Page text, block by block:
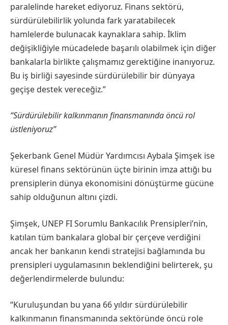
paralelinde hareket ediyoruz. Finans sektörü,
sürdürülebilirlik yolunda fark yaratabilecek
hamlelerde bulunacak kaynaklara sahip. İklim
değişikliğiyle mücadelede başarılı olabilmek için diğer
bankalarla birlikte çalışmamız gerektiğine inanıyoruz.
Bu iş birliği sayesinde sürdürülebilir bir dünyaya
geçişe destek vereceğiz.”
“Sürdürülebilir kalkınmanın finansmanında öncü rol
üstleniyoruz”
Şekerbank Genel Müdür Yardımcısı Aybala Şimşek ise
küresel finans sektörünün üçte birinin imza attığı bu
prensiplerin dünya ekonomisini dönüştürme gücüne
sahip olduğunun altını çizdi.
Şimşek, UNEP FI Sorumlu Bankacılık Prensipleri’nin,
katılan tüm bankalara global bir çerçeve verdiğini
ancak her bankanın kendi stratejisi bağlamında bu
prensipleri uygulamasının beklendiğini belirterek, şu
değerlendirmelerde bulundu:
“Kuruluşundan bu yana 66 yıldır sürdürülebilir
kalkınmanın finansmanında sektöründe öncü role